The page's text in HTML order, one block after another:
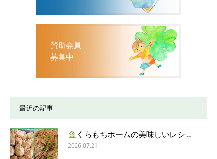
賛助会員
募集中
最近の記事
くらもちホームの美味しいレシ…
2026.07.21